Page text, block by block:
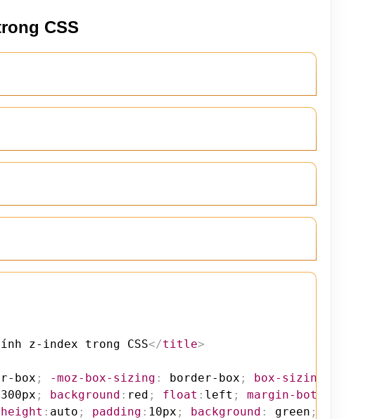
CSS
z-index trong CSS</title>
box ; -moz-box-sizing : border-box ; box-sizing
300px ; background : red ; float : left ; margin-bottom
height : auto ; padding : 10px ; background : green ;